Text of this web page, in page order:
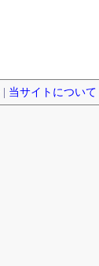
当サイトについて